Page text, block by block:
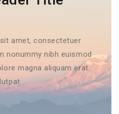
amet, consectetuer
nonummy nibh euismod
magna aliquam erat